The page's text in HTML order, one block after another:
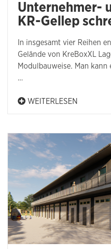
Unternehmer-
KR-Gellep
In insgesamt vier Reihen
Gelände von KreBoxXL
Modulbauweise. Man kann
…
WEITERLESEN